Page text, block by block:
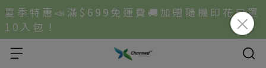
夏 季 特 惠 📣 滿 $ 6 9 9 免 運 費 🚚 加 贈 隨 機 印 花 口 罩
1 0 入 包 ！